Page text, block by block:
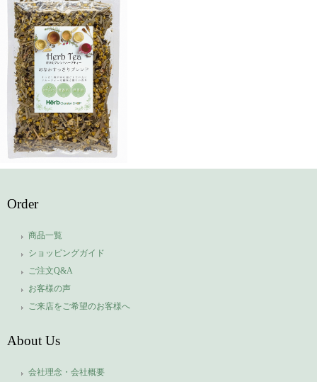
Order
商品一覧
ショッピングガイド
ご注文Q&A
お客様の声
ご来店をご希望のお客様へ
About Us
会社理念・会社概要